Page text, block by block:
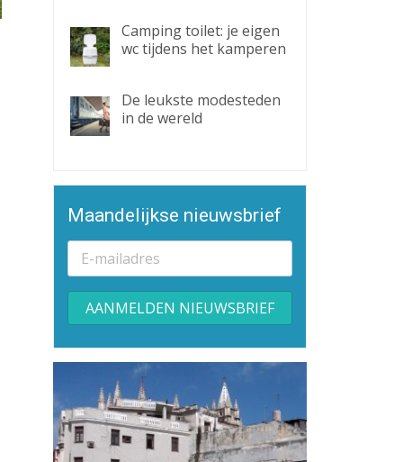
Camping toilet: je eigen
wc tijdens het kamperen
De leukste modesteden
in de wereld
Maandelijkse nieuwsbrief
Alternative: